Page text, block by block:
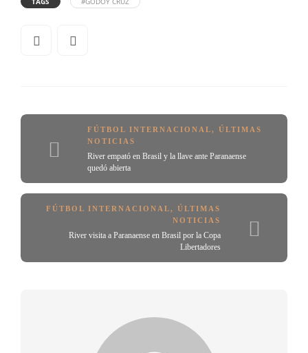
FÚTBOL INTERNACIONAL, ÚLTIMAS
NOTICIAS
River empató en Brasil y la llave ante Paranaense
quedó abierta
FÚTBOL INTERNACIONAL, ÚLTIMAS
NOTICIAS
River visita a Paranaense en Brasil por la Copa
Libertadores